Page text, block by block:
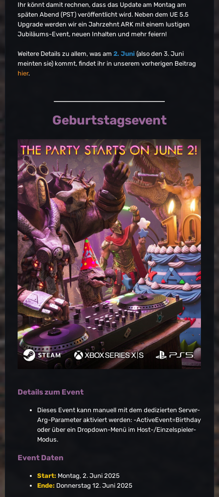
Ihr könnt damit rechnen, dass das Update am Montag am
späten Abend (PST) veröffentlicht wird. Neben dem UE 5.5
Upgrade werden wir ein Jahrzehnt ARK mit einem lustigen
Jubiläums-Event, neuen Inhalten und mehr feiern!
Weitere Details zu allem, was am 2. Juni (also den 3. Juni
meinten sie) kommt, findet ihr in unserem vorherigen Beitrag
hier.
Geburtstagsevent
Details zum Event
Dieses Event kann manuell mit dem dedizierten Server-
Arg-Parameter aktiviert werden: -ActiveEvent=Birthday
oder über ein Dropdown-Menü im Host-/Einzelspieler-
Modus.
Event Daten
Start: Montag, 2. Juni 2025
Ende: Donnerstag 12. Juni 2025